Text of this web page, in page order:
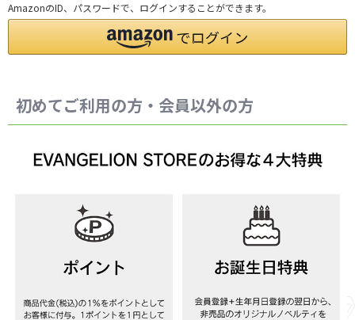
AmazonのID、パスワードで、ログインすることができます。
初めてご利用の方・会員以外の方